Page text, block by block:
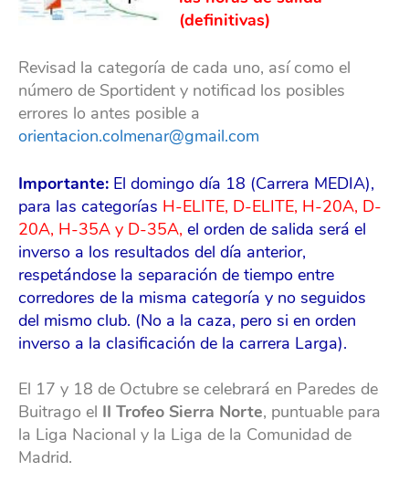
(definitivas)
Revisad la categoría de cada uno, así como el
número de Sportident y notificad los posibles
errores lo antes posible a
orientacion.colmenar@gmail.com
Importante: El domingo día 18 (Carrera MEDIA),
para las categorías H-ELITE, D-ELITE, H-20A, D-
20A, H-35A y D-35A, el orden de salida será el
inverso a los resultados del día anterior,
respetándose la separación de tiempo entre
corredores de la misma categoría y no seguidos
del mismo club. (No a la caza, pero si en orden
inverso a la clasificación de la carrera Larga).
El 17 y 18 de Octubre se celebrará en Paredes de
Buitrago el II Trofeo Sierra Norte, puntuable para
la Liga Nacional y la Liga de la Comunidad de
Madrid.